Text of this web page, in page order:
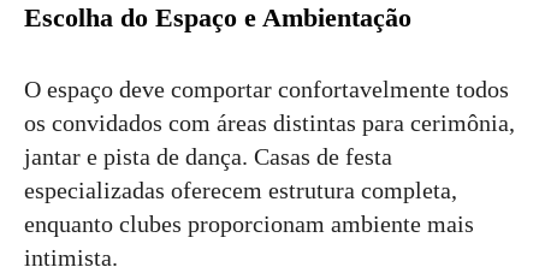
Escolha do Espaço e Ambientação
O espaço deve comportar confortavelmente todos
os convidados com áreas distintas para cerimônia,
jantar e pista de dança. Casas de festa
especializadas oferecem estrutura completa,
enquanto clubes proporcionam ambiente mais
intimista.